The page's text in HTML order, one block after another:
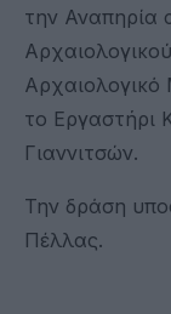
την Αναπηρία
Αρχαιολογικό
το Εργαστήρι
Γιαννιτσών.
Την δράση
Πέλλας.